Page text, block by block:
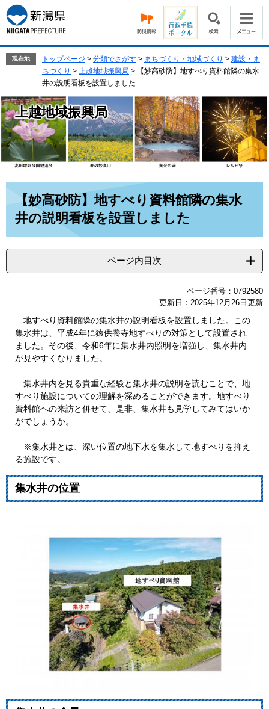
ー
ジ
の
す。
ニ
ュ
ー
し
て
本
文
へ
現在地 トップページ > 分類でさがす > まちづくり・地域づくり > 建設・ま
ちづくり > 上越地域振興局 >
【妙高砂防】地すべり資料館隣の集水
井の説明看板を設置しました
上越地域振興局
【妙高砂防】地すべり資料館隣の集水
井の説明看板を設置しました
ページ内目次
ページ番号：0792580
更新日：2025年12月26日更新
地すべり資料館隣の集水井の説明看板を設置しました。この
集水井は、平成4年に猿供養寺地すべりの対策として設置され
ました。その後、令和6年に集水井内照明を増強し、集水井内
が見やすくなりました。
集水井内を見る貴重な経験と集水井の説明を読むことで、地
すべり施設についての理解を深めることができます。地すべり
資料館への来訪と併せて、是非、集水井も見学してみてはいか
がでしょうか。
※集水井とは、深い位置の地下水を集水して地すべりを抑え
る施設です。
集水井の位置